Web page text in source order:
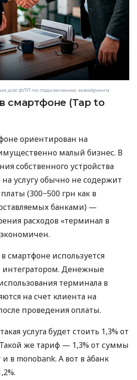
для ФЛП по подключению эквайринга
смартфоне (Tap to
ориентирован на
малый бизнес. В
собственного устройства
услугу обычно не содержит
(300−500 грн как в
банками) —
расходов «терминал в
смартфоне используется
интегратором. Денежные
терминала в
на счет клиента на
проведения оплаты.
услуга будет стоить 1,3% от
же тариф — 1,3% от суммы
в monobank. А вот в àбанк